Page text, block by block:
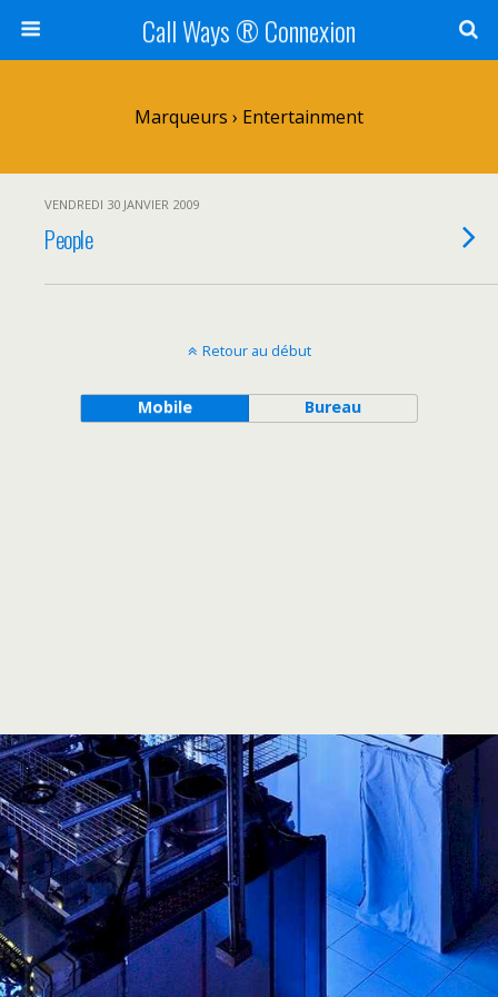
Call Ways ® Connexion
Marqueurs › Entertainment
VENDREDI 30 JANVIER 2009
People
Retour au début
Mobile Bureau